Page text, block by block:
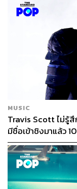
สงบ (เช่นทำให้ฮ
การควบคุมอารมณ์
ไข่ นั่นคือไม่รู้ว่าเพ
ความโกรธเลยหลั่
มาน้อย เราจึงสงบ
ก่อน (หมายถึงเริ่ม
จิตใต้สำนึกของตัว
เปลี่ยนรูปแบบการ
น้อยลง
อ่านมาจนถึงตรงนี้
เป็นเรื่องยากจังเล
ชื่อหนังสือของชาร
Your Mind
MUSIC
Travis Scott ไม่รู้
มีชื่อเข้าชิงมาแล้ว